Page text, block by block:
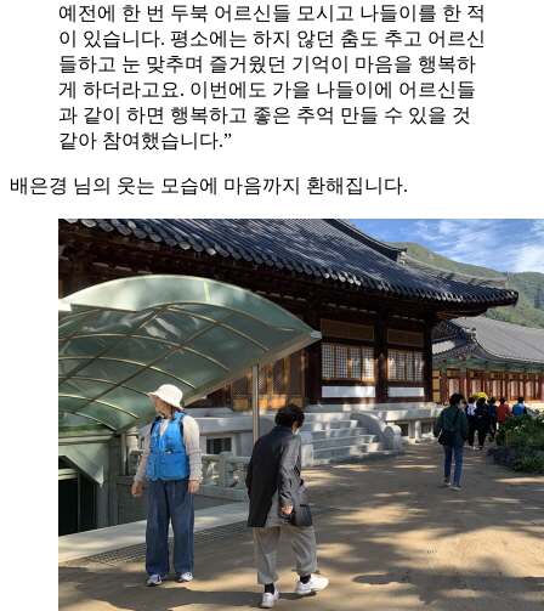
예전에 한 번 두북 어르신들 모시고 나들이를 한 적
이 있습니다. 평소에는 하지 않던 춤도 추고 어르신
들하고 눈 맞추며 즐거웠던 기억이 마음을 행복하
게 하더라고요. 이번에도 가을 나들이에 어르신들
과 같이 하면 행복하고 좋은 추억 만들 수 있을 것
같아 참여했습니다.”
배은경 님의 웃는 모습에 마음까지 환해집니다.